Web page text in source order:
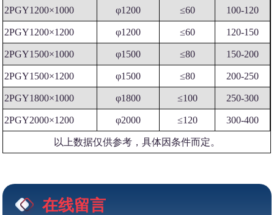
2PGY1200×1000 φ1200 ≤60 100-120
2PGY1200×1200 φ1200 ≤60 120-150
2PGY1500×1000 φ1500 ≤80 150-200
2PGY1500×1200 φ1500 ≤80 200-250
2PGY1800×1000 φ1800 ≤100 250-300
2PGY2000×1200 φ2000 ≤120 300-400
以上数据仅供参考，具体因条件而定。
在线留言